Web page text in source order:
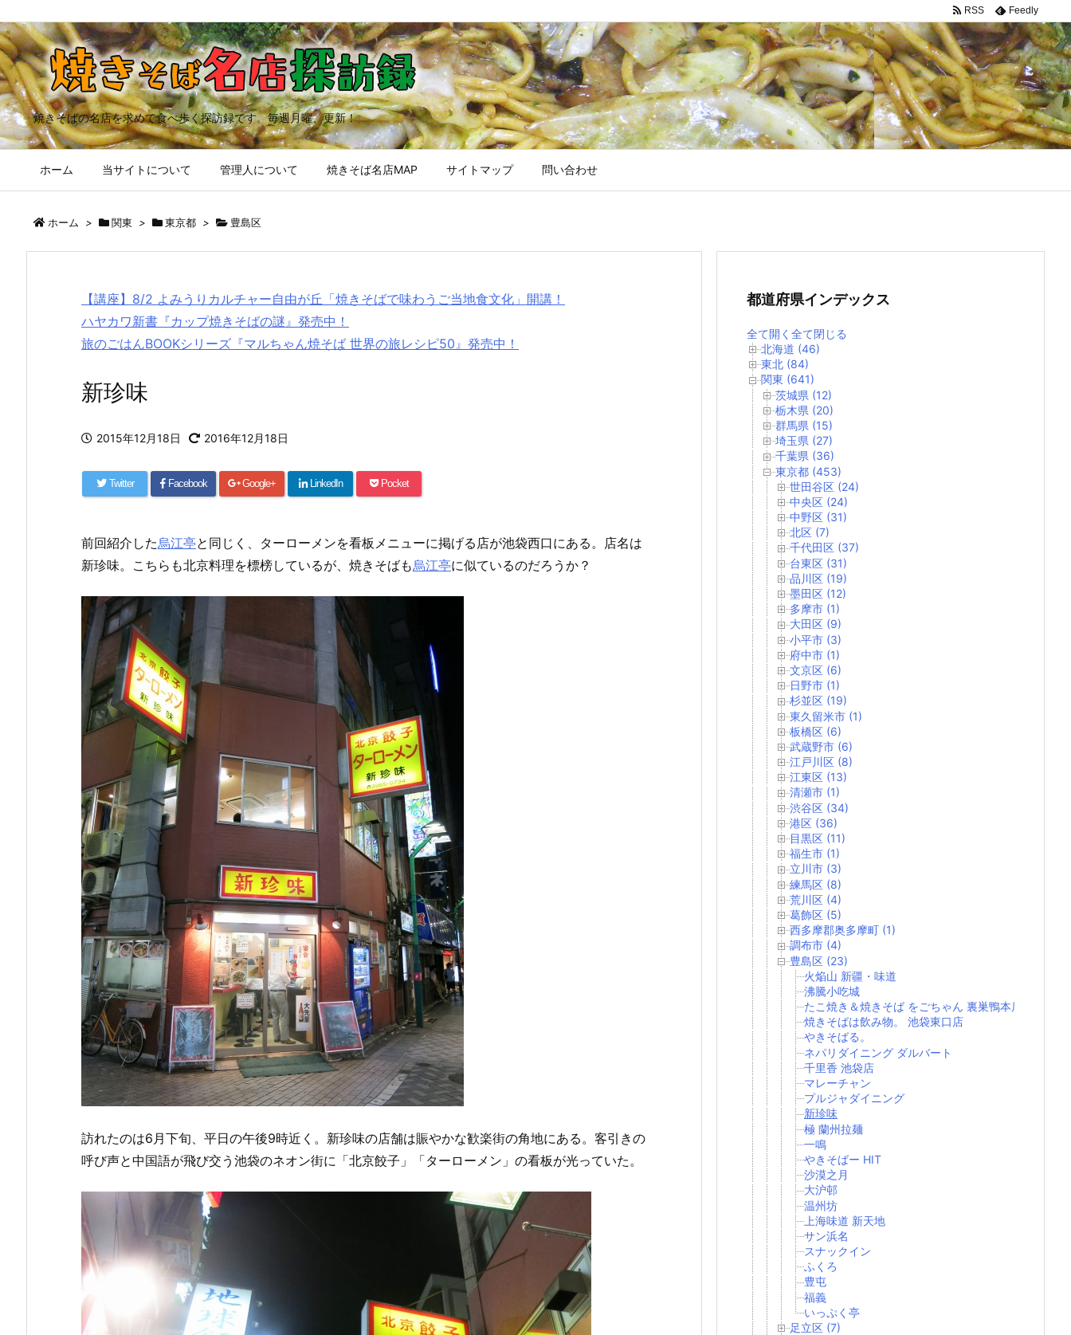
焼きそばの名店を求めて食べ歩く探訪録です。毎週月曜、更新！
ホーム 当サイトについて 管理人について 焼きそば名店MAP サイトマップ 問い合わせ
RSS Feedly
ホーム > 関東 > 東京都 > 豊島区
【講座】8/2 よみうりカルチャー自由が丘「焼きそばで味わうご当地食文化」開講！
ハヤカワ新書『カップ焼きそばの謎』発売中！
旅のごはんBOOKシリーズ『マルちゃん焼そば 世界の旅レシピ50』発売中！
新珍味
2015年12月18日 2016年12月18日
Twitter Facebook Google+ LinkedIn Pocket
前回紹介した烏江亭と同じく、ターローメンを看板メニューに掲げる店が池袋西口にある。店名は
新珍味。こちらも北京料理を標榜しているが、焼きそばも烏江亭に似ているのだろうか？
訪れたのは6月下旬、平日の午後9時近く。新珍味の店舗は賑やかな歓楽街の角地にある。客引きの
呼び声と中国語が飛び交う池袋のネオン街に「北京餃子」「ターローメン」の看板が光っていた。
都道府県インデックス
全て開く 全て閉じる
北海道 (46)
東北 (84)
関東 (641)
茨城県 (12)
栃木県 (20)
群馬県 (15)
埼玉県 (27)
千葉県 (36)
東京都 (453)
世田谷区 (24)
中央区 (24)
中野区 (31)
北区 (7)
千代田区 (37)
台東区 (31)
品川区 (19)
墨田区 (12)
多摩市 (1)
大田区 (9)
小平市 (3)
府中市 (1)
文京区 (6)
日野市 (1)
杉並区 (19)
東久留米市 (1)
板橋区 (6)
武蔵野市 (6)
江戸川区 (8)
江東区 (13)
清瀬市 (1)
渋谷区 (34)
港区 (36)
目黒区 (11)
福生市 (1)
立川市 (3)
練馬区 (8)
荒川区 (4)
葛飾区 (5)
西多摩郡奥多摩町 (1)
調布市 (4)
豊島区 (23)
火焔山 新疆・味道
沸騰小吃城
たこ焼き＆焼きそば をごちゃん 裏巣鴨本店
焼きそばは飲み物。 池袋東口店
やきそばる。
ネパリダイニング ダルバート
千里香 池袋店
マレーチャン
プルジャダイニング
新珍味
極 蘭州拉麺
一鳴
やきそばー HIT
沙漠之月
大沪邨
温州坊
上海味道 新天地
サン浜名
スナックイン
ふくろ
豊屯
福義
いっぷく亭
足立区 (7)